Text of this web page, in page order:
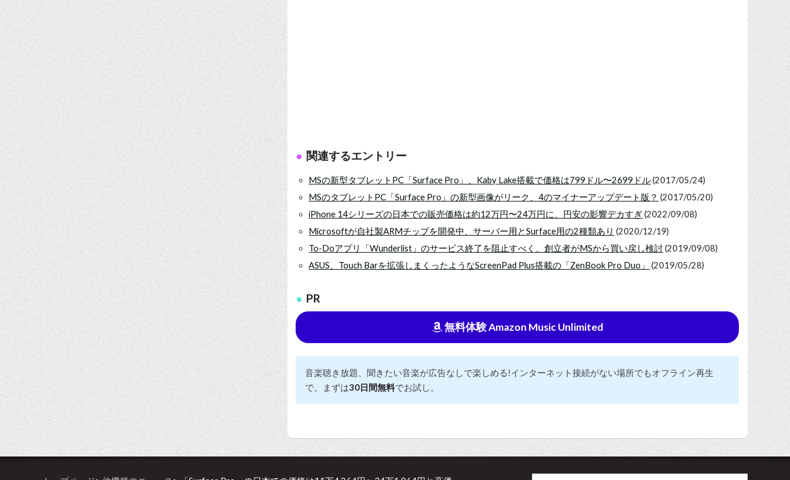
関連するエントリー
MSの新型タブレットPC「Surface Pro」、Kaby Lake搭載で価格は799ドル〜2699ドル(2017/05/24)
MSのタブレットPC「Surface Pro」の新型画像がリーク、4のマイナーアップデート版？ (2017/05/20)
iPhone 14シリーズの日本での販売価格は約12万円〜24万円に、円安の影響デカすぎ(2022/09/08)
Microsoftが自社製ARMチップを開発中、サーバー用とSurface用の2種類あり (2020/12/19)
To-Doアプリ「Wunderlist」のサービス終了を阻止すべく、創立者がMSから買い戻し検討(2019/09/08)
ASUS、Touch Barを拡張しまくったようなScreenPad Plus搭載の「ZenBook Pro Duo」
(2019/05/28)
PR
無料体験 Amazon Music Unlimited
音楽聴き放題、聞きたい音楽が広告なしで楽しめる!インターネット接続がない場所でもオフライン再生
で。まずは30日間無料でお試し。